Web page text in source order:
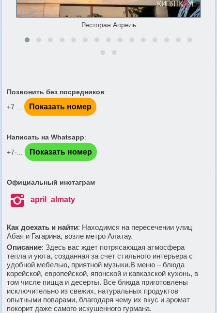
Ресторан Апрель
Позвонить без посредников:
+7 ...
Показать номер
Написать на Whatsapp:
+7-...
Показать номер
Официальный инстаграм
 april_almaty
Как доехать и найти: Находимся на пересечении улиц
Абая и Гагарина, возле метро Алатау.
Описание: Здесь вас ждет потрясающая атмосфера
тепла и уюта, созданная за счет стильного интерьера с
удобной мебелью, приятной музыки.В меню – блюда
корейской, европейской, японской и кавказской кухонь, в
том числе пицца и десерты. Все блюда приготовлены
исключительно из свежих, натуральных продуктов
опытными поварами, благодаря чему их вкус и аромат
покорит даже самого искушенного гурмана.